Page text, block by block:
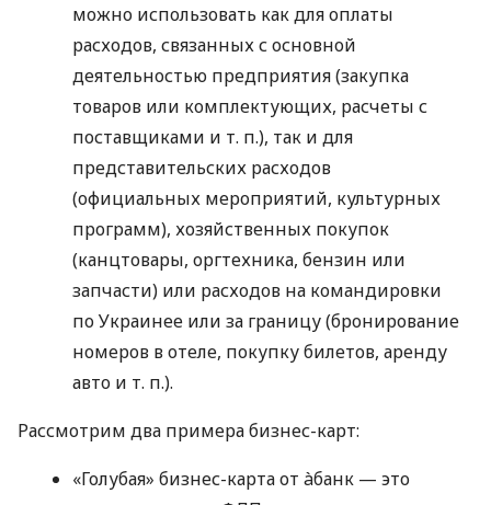
можно использовать как для оплаты
расходов, связанных с основной
деятельностью предприятия (закупка
товаров или комплектующих, расчеты с
поставщиками и т. п.), так и для
представительских расходов
(официальных мероприятий, культурных
программ), хозяйственных покупок
(канцтовары, оргтехника, бензин или
запчасти) или расходов на командировки
по Украинее или за границу (бронирование
номеров в отеле, покупку билетов, аренду
авто и т. п.).
Рассмотрим два примера бизнес-карт:
«Голубая» бизнес-карта от àбанк — это